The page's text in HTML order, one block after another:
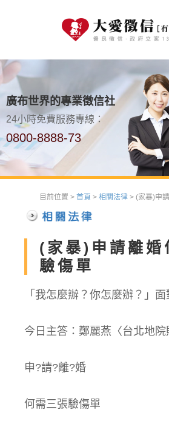
廣布世界的專業徵信社
24小時免費服務專線：
0800-8888-73
目前位置 > 首頁 > 相關法律 > (家暴)申
(家暴)申請離婚
驗傷單
「我怎麼辦？你怎麼辦？」
今日主答：鄭麗燕〈台北地院
申?請?離?婚
何需三張驗傷單